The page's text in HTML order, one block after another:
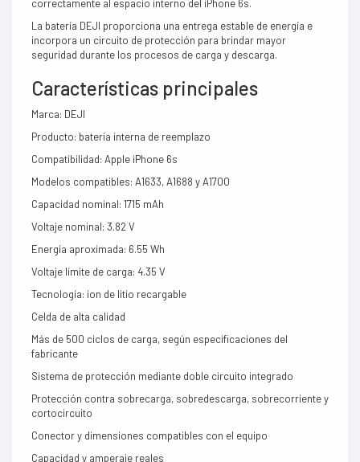
correctamente al espacio interno del iPhone 6s.
La batería DEJI proporciona una entrega estable de energía e
incorpora un circuito de protección para brindar mayor
seguridad durante los procesos de carga y descarga.
Características principales
Marca: DEJI
Producto: batería interna de reemplazo
Compatibilidad: Apple iPhone 6s
Modelos compatibles: A1633, A1688 y A1700
Capacidad nominal: 1715 mAh
Voltaje nominal: 3.82 V
Energía aproximada: 6.55 Wh
Voltaje límite de carga: 4.35 V
Tecnología: ion de litio recargable
Celda de alta calidad
Más de 500 ciclos de carga, según especificaciones del
fabricante
Sistema de protección mediante doble circuito integrado
Protección contra sobrecarga, sobredescarga, sobrecorriente y
cortocircuito
Conector y dimensiones compatibles con el equipo
Capacidad y amperaje reales